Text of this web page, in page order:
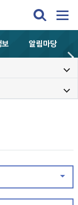
보 알림마당